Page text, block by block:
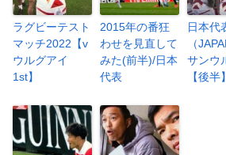
ラグビーテスト
マッチ2022【v
ウルグアイ
1st】
2015年の番狂
わせを見直して
みた(前半)/日本
代表
日本代
（
サンウ
【後半】